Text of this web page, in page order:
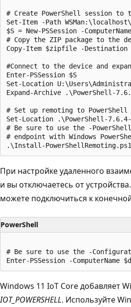
# Create PowerShell session to
Set-Item -Path
$S = New-PSSession -
# Copy the ZIP package to the
Copy-Item $zipfile -Destination
#Connect to the device and
Enter-PSSession $S
Set-Location
Expand-Archive .\PowerShell-
# Set up remoting to PowerShell
Set-Location .\PowerShell-7.6.4-
# Be sure to use the -
# endpoint with Windows
При настройке удаленного
и вы отключаетесь от
можете подключиться к
PowerShell
# Be sure to use the -
Windows 11 IoT Core добавляет
IOT_POWERSHELL. Используйте